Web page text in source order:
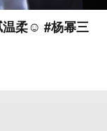
#杨幂三